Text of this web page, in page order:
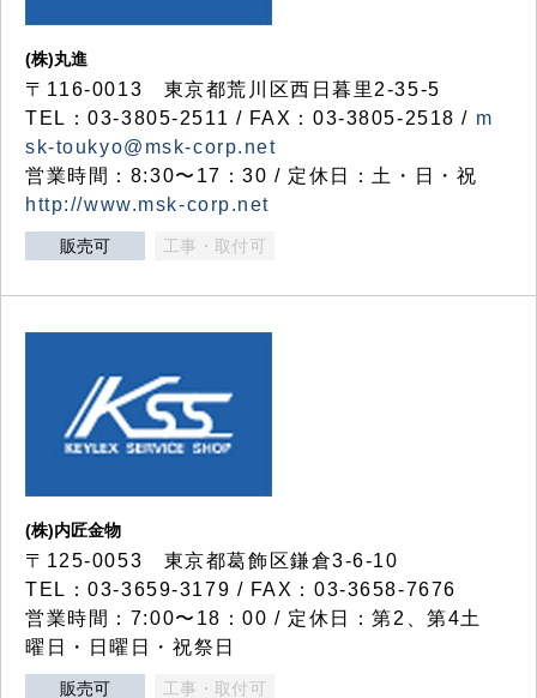
(株)丸進
〒116-0013 東京都荒川区西日暮里2-35-5
TEL：03-3805-2511 / FAX：03-3805-2518 / m
sk-toukyo@msk-corp.net
営業時間：8:30〜17：30 / 定休日：土・日・祝
http://www.msk-corp.net
販売可 工事・取付可
(株)内匠金物
〒125-0053 東京都葛飾区鎌倉3-6-10
TEL：03-3659-3179 / FAX：03-3658-7676
営業時間：7:00〜18：00 / 定休日：第2、第4土
曜日・日曜日・祝祭日
販売可 工事・取付可